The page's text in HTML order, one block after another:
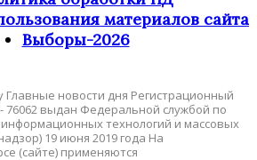
материалов сайта
Выборы-2026
Главные новости дня Регистрационный
выдан Федеральной службой по
технологий и массовых
19 июня 2019 года На
(сайте) применяются